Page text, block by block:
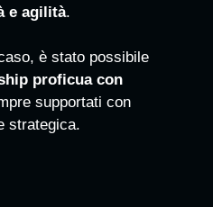
e agilità.
è stato possibile
proficua con
supportati con
strategica.